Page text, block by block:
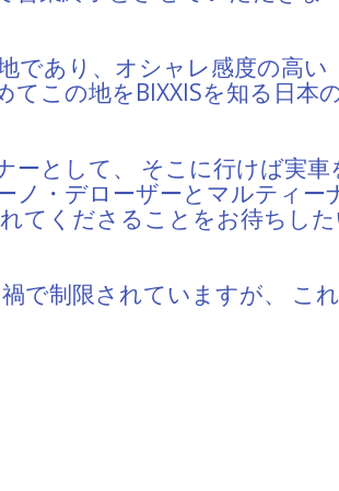
であり、オシャレ感度の高い
この地をBIXXISを知る日本
ーとして、 そこに行けば実車
ノ・デローザーとマルティー
てくださることをお待ちし
で制限されていますが、 こ